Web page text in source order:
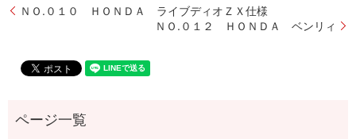
ＮＯ.０１０ ＨＯＮＤＡ ライブディオＺＸ仕様
ＮＯ.０１２ ＨＯＮＤＡ ベンリィ